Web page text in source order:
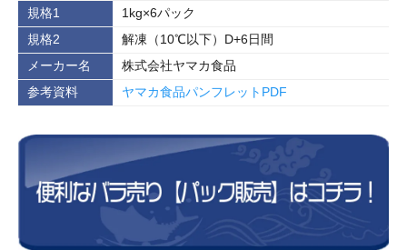
規格1
1kg×6パック
規格2
解凍（10℃以下）D+6日間
メーカー名
株式会社ヤマカ食品
参考資料
ヤマカ食品パンフレットPDF